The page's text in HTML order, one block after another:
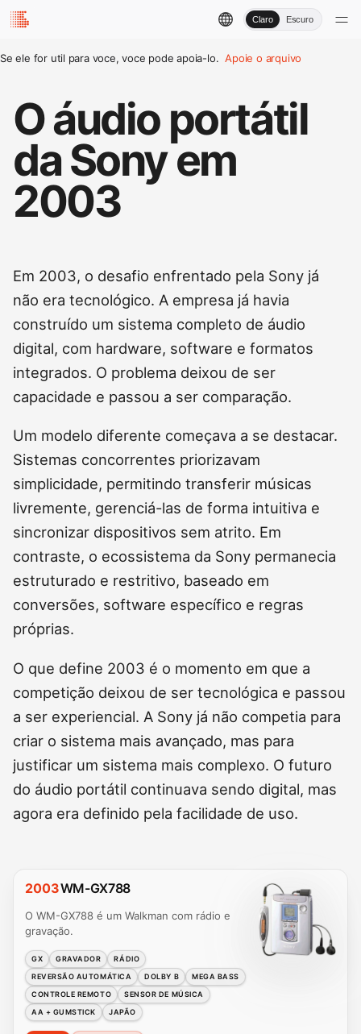
Claro Escuro
Se ele for util para voce, voce pode apoia-lo. Apoie o arquivo
O áudio portátil
da Sony em
2003
Em 2003, o desafio enfrentado pela Sony já
não era tecnológico. A empresa já havia
construído um sistema completo de áudio
digital, com hardware, software e formatos
integrados. O problema deixou de ser
capacidade e passou a ser comparação.
Um modelo diferente começava a se destacar.
Sistemas concorrentes priorizavam
simplicidade, permitindo transferir músicas
livremente, gerenciá-las de forma intuitiva e
sincronizar dispositivos sem atrito. Em
contraste, o ecossistema da Sony permanecia
estruturado e restritivo, baseado em
conversões, software específico e regras
próprias.
O que define 2003 é o momento em que a
competição deixou de ser tecnológica e passou
a ser experiencial. A Sony já não competia para
criar o sistema mais avançado, mas para
justificar um sistema mais complexo. O futuro
do áudio portátil continuava sendo digital, mas
agora era definido pela facilidade de uso.
2003WM-GX788
O WM-GX788 é um Walkman com rádio e
gravação.
GX GRAVADOR
RÁDIO
REVERSÃO AUTOMÁTICA
DOLBY B
MEGA BASS
CONTROLE REMOTO
SENSOR DE MÚSICA
AA + GUMSTICK
JAPÃO